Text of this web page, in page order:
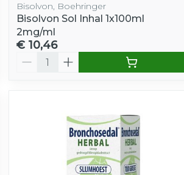
Bisolvon, Boehringer
Bisolvon Sol Inhal 1x100ml
2mg/ml
€ 10,46
Aantal